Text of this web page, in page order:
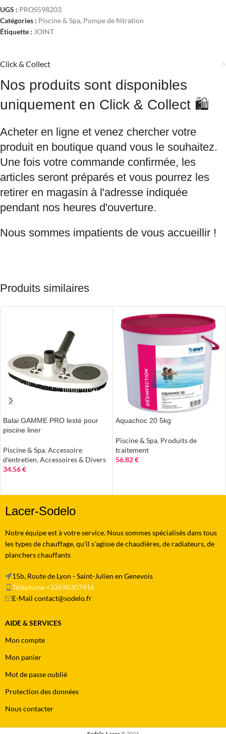
UGS : PROS598203
Catégories : Piscine & Spa, Pompe de filtration
Étiquette : JOINT
Click & Collect
Nos produits sont disponibles
uniquement en Click & Collect 🛍️
Acheter en ligne et venez chercher votre
produit en boutique quand vous le souhaitez.
Une fois votre commande confirmée, les
articles seront préparés et vous pourrez les
retirer en magasin à l'adresse indiquée
pendant nos heures d'ouverture.
Nous sommes impatients de vous accueillir !
Produits similaires
Balai GAMME PRO lesté pour
piscine liner
Piscine & Spa, Accessoire
d'entretien, Accessoires & Divers
34.56€
Aquachoc 20 5kg
Piscine & Spa, Produits de
traitement
56.82€
Lacer-Sodelo
Notre équipe est à votre service. Nous sommes spécialisés dans tous
les types de chauffage, qu'il s'agisse de chaudières, de radiateurs, de
planchers chauffants
15b, Route de Lyon - Saint-Julien en Genevois
Téléphone +33698307416
E-Mail contact@sodelo.fr
AIDE & SERVICES
Mon compte
Mon panier
Mot de passe oublié
Protection des données
Nous contacter